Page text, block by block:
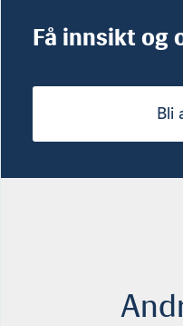
Få innsikt og
Bli